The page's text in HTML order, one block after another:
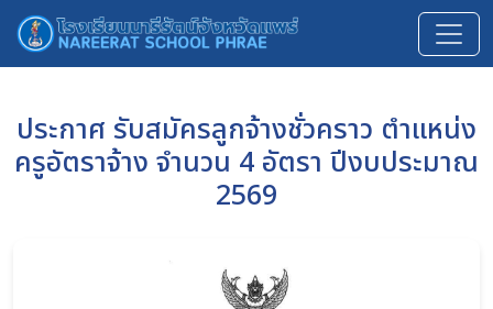
ประกาศ รับสมัครลูกจ้างชั่วคราว ตำแหน่ง
ครูอัตราจ้าง จำนวน 4 อัตรา ปีงบประมาณ
2569